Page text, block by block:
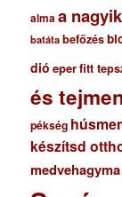
almaa
batáta befőzés
dió eperfitt
és
pékség
készítsd
medvehagyma